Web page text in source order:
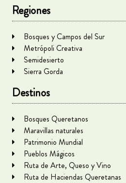
Regiones
Bosques y Campos del Sur
Metrópoli Creativa
Semidesierto
Sierra Gorda
Destinos
Bosques Queretanos
Maravillas naturales
Patrimonio Mundial
Pueblos Mágicos
Ruta de Arte, Queso y Vino
Ruta de Haciendas Queretanas